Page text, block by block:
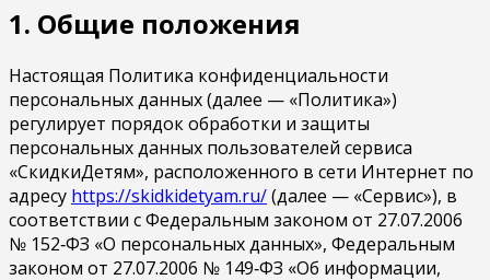
1. Общие положения
Настоящая Политика конфиденциальности
персональных данных (далее — «Политика»)
регулирует порядок обработки и защиты
персональных данных пользователей сервиса
«СкидкиДетям», расположенного в сети Интернет по
адресу https://skidkidetyam.ru/(далее — «Сервис»), в
соответствии с Федеральным законом от 27.07.2006
№ 152‑ФЗ «О персональных данных», Федеральным
законом от 27.07.2006 № 149‑ФЗ «Об информации,